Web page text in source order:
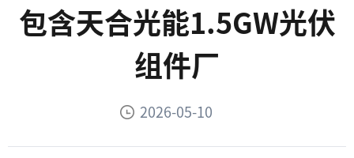
包含天合光能1.5GW光伏
组件厂
2026-05-10